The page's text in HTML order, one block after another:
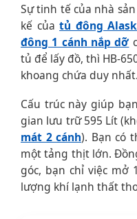
Sự tinh tế của nhà
kế củatủ đông
đông 1 cánh nắp dỡ
tủ để lấy đồ, thì HB-
khoang chứa duy nhất.
Cấu trúc này giúp
gian lưu trữ 595 Lít
mát 2 cánh). Bạn có
một tảng thịt lớn.
góc, bạn chỉ việc mở
lượng khí lạnh thất